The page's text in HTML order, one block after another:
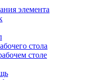
элемента
стола
столе